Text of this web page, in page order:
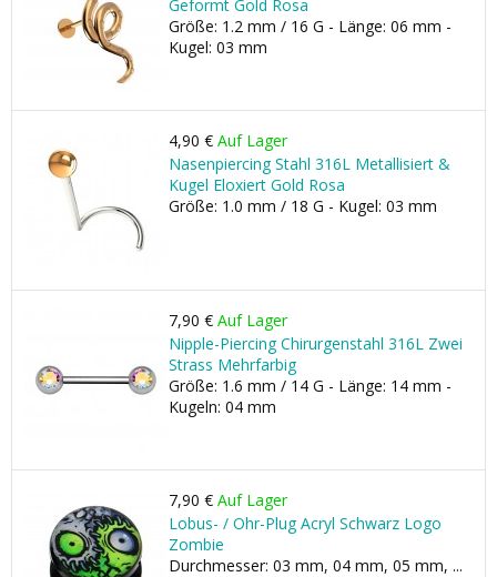
Geformt Gold Rosa
Größe: 1.2 mm / 16 G - Länge: 06 mm -
Kugel: 03 mm
4,90 € Auf Lager
Nasenpiercing Stahl 316L Metallisiert &
Kugel Eloxiert Gold Rosa
Größe: 1.0 mm / 18 G - Kugel: 03 mm
7,90 € Auf Lager
Nipple-Piercing Chirurgenstahl 316L Zwei
Strass Mehrfarbig
Größe: 1.6 mm / 14 G - Länge: 14 mm -
Kugeln: 04 mm
7,90 € Auf Lager
Lobus- / Ohr-Plug Acryl Schwarz Logo
Zombie
Durchmesser: 03 mm, 04 mm, 05 mm, ...